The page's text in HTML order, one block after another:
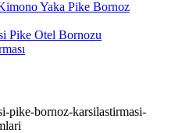
Yaka Pike Bornoz
Pike Otel Bornozu
pike-bornoz-karsilastirmasi-